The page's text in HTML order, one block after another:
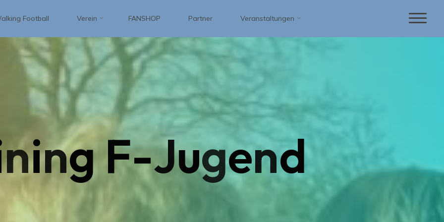
Football Verein FANSHOP Partner Veranstaltungen
ningF-Jugend